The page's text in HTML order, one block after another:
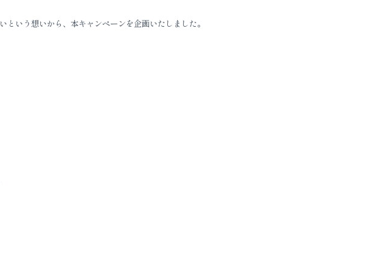
いう想いから、本キャンペーンを企画いたしました。